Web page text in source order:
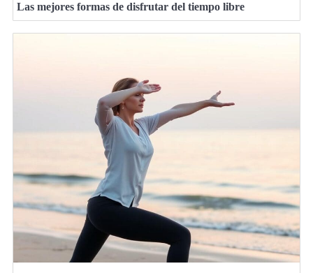
Las mejores formas de disfrutar del tiempo libre